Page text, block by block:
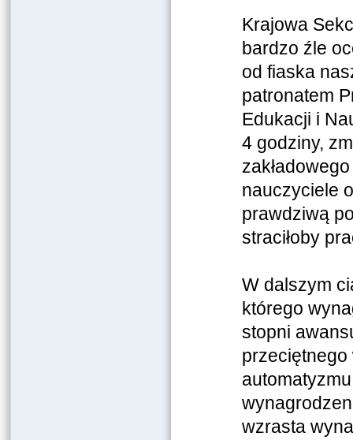
Krajowa
bardzo źle
od fiaska
patronatem
Edukacji i
4 godziny,
nauczyciele
prawdziwą
straciłoby
W dalszym
którego
stopni
wzrasta